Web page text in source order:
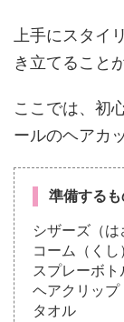
上手にスタイ
き立てること
ここでは、初
ールのヘアカ
準備する
シザーズ（は
コーム（くし）
スプレーボト
ヘアクリップ
タオル